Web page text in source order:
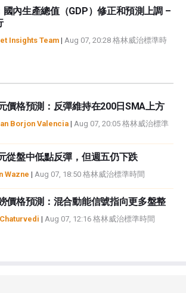
國內生產總值（GDP）修正和預測上調 –
Insights Team | Aug 07, 20:28 格林威治標準時
價格預測：反彈維持在200日SMA上方
Borjon Valencia| Aug 07, 20:05 格林威治標準
從盤中低點反彈，但週五仍下跌
Wazne | Aug 07, 18:50 格林威治標準時間
價格預測：混合動能信號指向更多盤整
| Aug 07, 12:16 格林威治標準時間